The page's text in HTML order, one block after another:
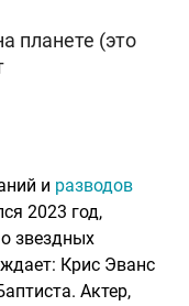
планете (это
и разводов
2023 год,
звездных
Крис Эванс
Актер,